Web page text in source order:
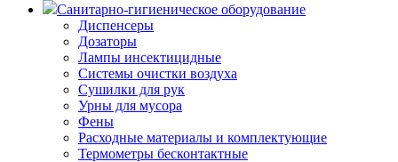
Санитарно-гигиеническое оборудование
Диспенсеры
Дозаторы
Лампы инсектицидные
Системы очистки воздуха
Сушилки для рук
Урны для мусора
Фены
Расходные материалы и комплектующие
Термометры бесконтактные